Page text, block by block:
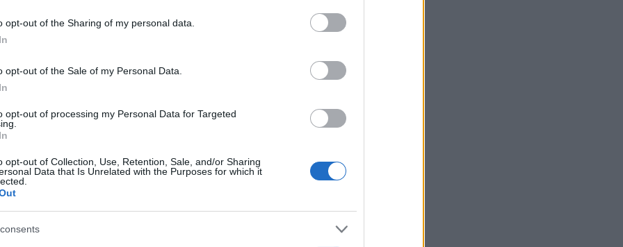
opt-out of the Sharing of my personal data.
opt-out of the Sale of my Personal Data.
opt-out of processing my Personal Data for Targeted
opt-out of Collection, Use, Retention, Sale, and/or Sharing
Data that Is Unrelated with the Purposes for which it
un encuentro privado en Madrid, donde ambos
ημέρες νωρίτερα ο πάπας είχε σχολιάσει με χιούμορ τη
Λέων είχε δηλώσει ότι οι νέοι ίσως βρεθούν μπροστά στο
Bunny.